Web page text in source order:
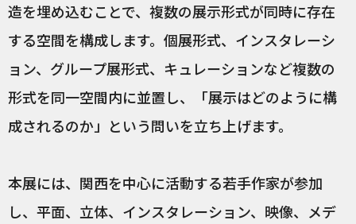
造を埋め込むことで、複数の展示形式が同時に存在
する空間を構成します。個展形式、インスタレーシ
ョン、グループ展形式、キュレーションなど複数の
形式を同一空間内に並置し、「展示はどのように構
成されるのか」という問いを立ち上げます。
本展には、関西を中心に活動する若手作家が参加
し、平面、立体、インスタレーション、映像、メデ